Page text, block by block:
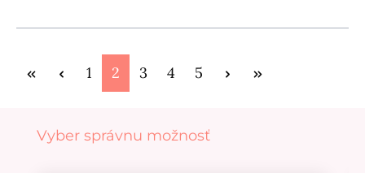
Stránka
1 Stránka
2 Stránka
3 Stránka
4 Stránka
5
Preskočiť galériu produktov
Vyber správnu možnosť